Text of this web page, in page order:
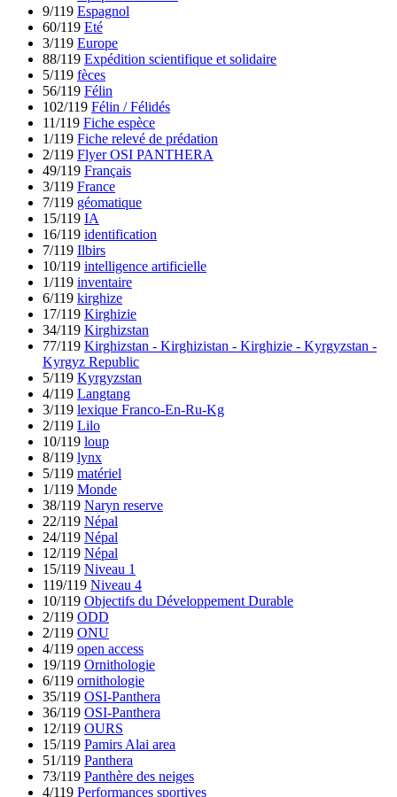
9/119 Espagnol
60/119 Eté
3/119 Europe
88/119 Expédition scientifique et solidaire
5/119 fèces
56/119 Félin
102/119 Félin / Félidés
11/119 Fiche espèce
1/119 Fiche relevé de prédation
2/119 Flyer OSI PANTHERA
49/119 Français
3/119 France
7/119 géomatique
15/119 IA
16/119 identification
7/119 Ilbirs
10/119 intelligence artificielle
1/119 inventaire
6/119 kirghize
17/119 Kirghizie
34/119 Kirghizstan
77/119 Kirghizstan - Kirghizistan - Kirghizie - Kyrgyzstan -
Kyrgyz Republic
5/119 Kyrgyzstan
4/119 Langtang
3/119 lexique Franco-En-Ru-Kg
2/119 Lilo
10/119 loup
8/119 lynx
5/119 matériel
1/119 Monde
38/119 Naryn reserve
22/119 Népal
24/119 Népal
12/119 Népal
15/119 Niveau 1
119/119 Niveau 4
10/119 Objectifs du Développement Durable
2/119 ODD
2/119 ONU
4/119 open access
19/119 Ornithologie
6/119 ornithologie
35/119 OSI-Panthera
36/119 OSI-Panthera
12/119 OURS
15/119 Pamirs Alai area
51/119 Panthera
73/119 Panthère des neiges
4/119 Performances sportives